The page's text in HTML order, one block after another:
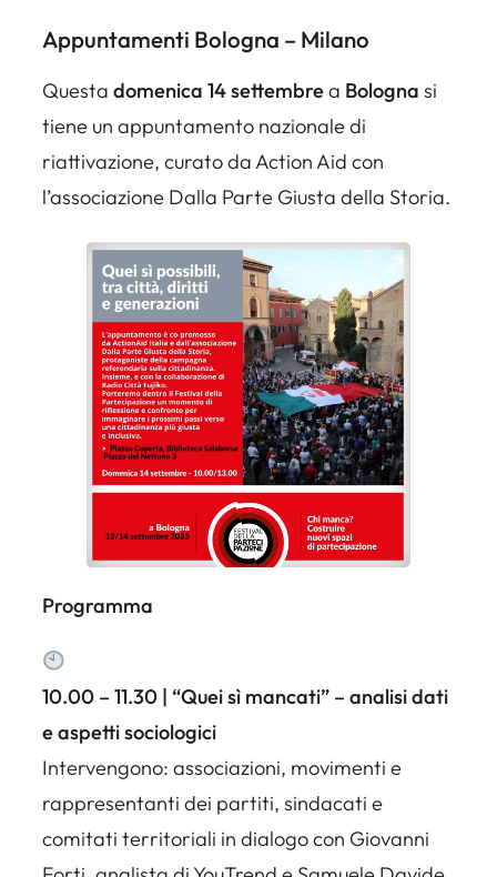
Appuntamenti Bologna – Milano
Questa domenica 14 settembrea Bologna si
tiene un appuntamento nazionale di
riattivazione, curato da Action Aid con
l’associazione Dalla Parte Giusta della Storia.
Programma
10.00 – 11.30 | “Quei sì mancati” – analisi dati
e aspetti sociologici
Intervengono: associazioni, movimenti e
rappresentanti dei partiti, sindacati e
comitati territoriali in dialogo con Giovanni